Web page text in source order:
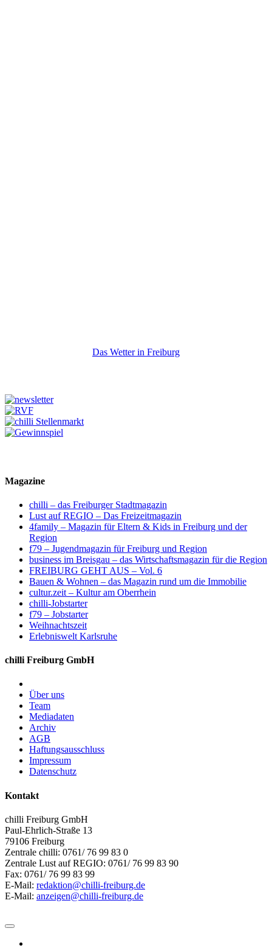
Das Wetter in Freiburg
Magazine
chilli – das Freiburger Stadtmagazin
Lust auf REGIO – Das Freizeitmagazin
4family – Magazin für Eltern & Kids in Freiburg und der
Region
f79 – Jugendmagazin für Freiburg und Region
business im Breisgau – das Wirtschaftsmagazin für die Region
FREIBURG GEHT AUS – Vol. 6
Bauen & Wohnen – das Magazin rund um die Immobilie
cultur.zeit – Kultur am Oberrhein
chilli-Jobstarter
f79 – Jobstarter
Weihnachtszeit
Erlebniswelt Karlsruhe
chilli Freiburg GmbH
Über uns
Team
Mediadaten
Archiv
AGB
Haftungsausschluss
Impressum
Datenschutz
Kontakt
chilli Freiburg GmbH
Paul-Ehrlich-Straße 13
79106 Freiburg
Zentrale chilli: 0761/ 76 99 83 0
Zentrale Lust auf REGIO: 0761/ 76 99 83 90
Fax: 0761/ 76 99 83 99
E-Mail: redaktion@chilli-freiburg.de
E-Mail: anzeigen@chilli-freiburg.de